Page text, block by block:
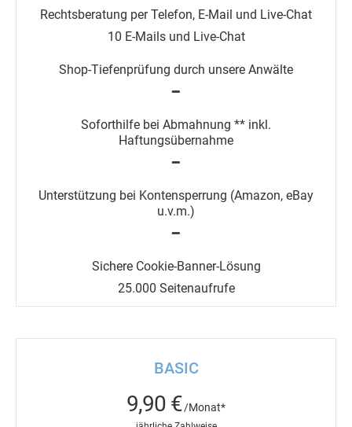
10 E-Mails und Live-Chat
━
━
━
25.000 Seitenaufrufe
BASIC
9,90 €/Monat*